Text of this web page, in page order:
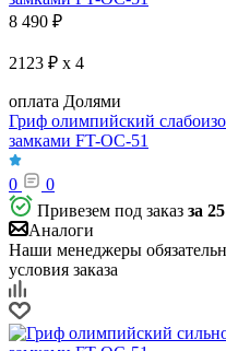
8 490 ₽
2123 ₽ x 4
оплата Долями
Гриф олимпийский
замками FT-OC-51
0
0
Привезем под заказ за
Аналоги
Наши менеджеры
условия заказа